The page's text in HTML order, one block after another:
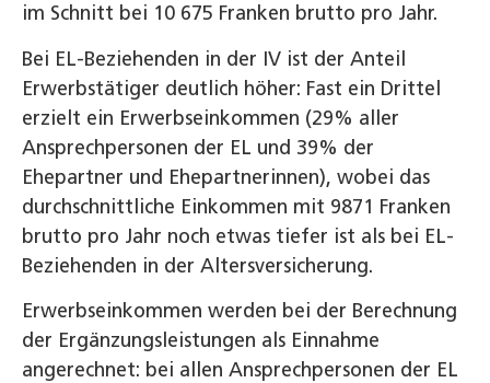
im Schnitt bei 10 675 Franken brutto pro Jahr.
Bei EL-Beziehenden in der IV ist der Anteil
Erwerbstätiger deutlich höher: Fast ein Drittel
erzielt ein Erwerbseinkommen (29% aller
Ansprechpersonen der EL und 39% der
Ehepartner und Ehepartnerinnen), wobei das
durchschnittliche Einkommen mit 9871 Franken
brutto pro Jahr noch etwas tiefer ist als bei EL-
Beziehenden in der Altersversicherung.
Erwerbseinkommen werden bei der Berechnung
der Ergänzungsleistungen als Einnahme
angerechnet: bei allen Ansprechpersonen der EL